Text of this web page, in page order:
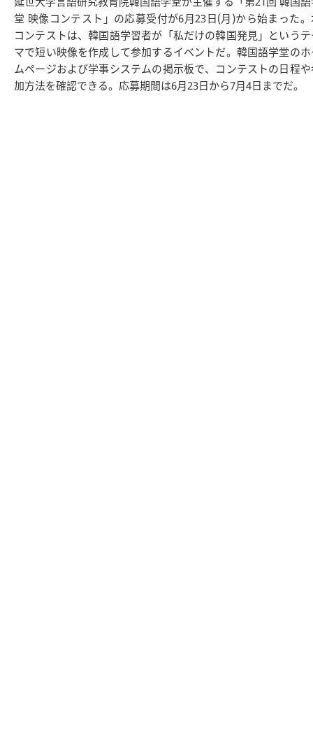
堂 映像コンテスト」の応募受付が6月23日(月)から始まった
コンテストは、韓国語学習者が「私だけの韓国発見」という
マで短い映像を作成して参加するイベントだ。韓国語学堂の
ムページおよび学事システムの掲示板で、コンテストの日程
加方法を確認できる。応募期間は6月23日から7月4日までだ。